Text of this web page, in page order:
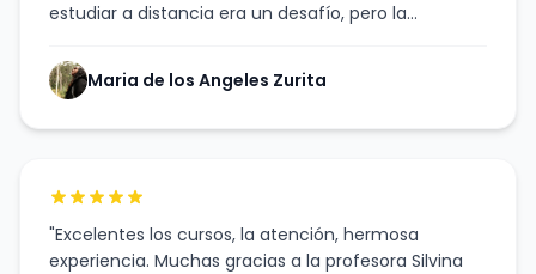
estudiar a distancia era un desafío, pero la
contenidos son claros, fáciles de comprender y
siempre recibí respuestas rápidas a mis consultas,
recomiendo!"
Maria de los Angeles Zurita
"Excelentes los cursos, la atención, hermosa
experiencia. Muchas gracias a la profesora Silvina